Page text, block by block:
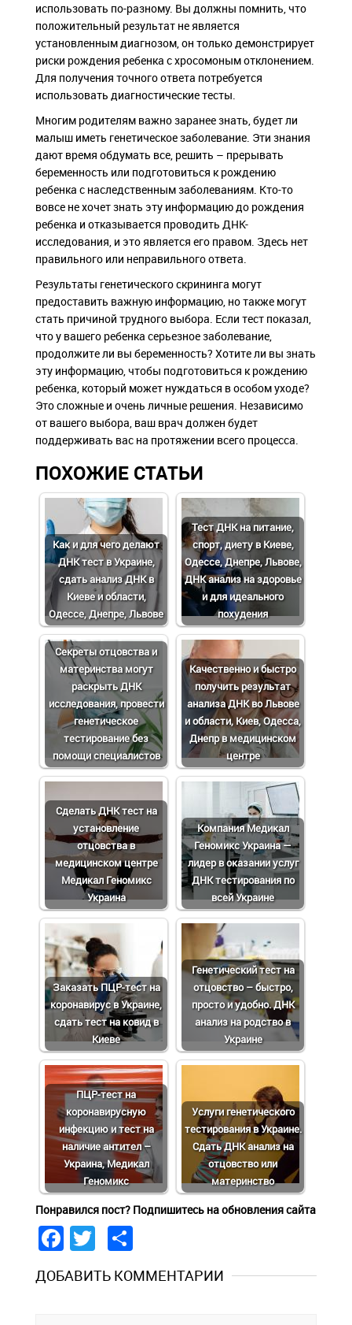
использовать по-разному. Вы должны помнить, что
положительный результат не является
установленным диагнозом, он только демонстрирует
риски рождения ребенка с хросомоным отклонением.
Для получения точного ответа потребуется
использовать диагностические тесты.
Многим родителям важно заранее знать, будет ли
малыш иметь генетическое заболевание. Эти знания
дают время обдумать все, решить – прерывать
беременность или подготовиться к рождению
ребенка с наследственным заболеваниям. Кто-то
вовсе не хочет знать эту информацию до рождения
ребенка и отказывается проводить ДНК-
исследования, и это является его правом. Здесь нет
правильного или неправильного ответа.
Результаты генетического скрининга могут
предоставить важную информацию, но также могут
стать причиной трудного выбора. Если тест показал,
что у вашего ребенка серьезное заболевание,
продолжите ли вы беременность? Хотите ли вы знать
эту информацию, чтобы подготовиться к рождению
ребенка, который может нуждаться в особом уходе?
Это сложные и очень личные решения. Независимо
от вашего выбора, ваш врач должен будет
поддерживать вас на протяжении всего процесса.
ПОХОЖИЕ СТАТЬИ
Как и для чего делают
ДНК тест в Украине,
сдать анализ ДНК в
Киеве и области,
Одессе, Днепре, Львове
Тест ДНК на питание,
спорт, диету в Киеве,
Одессе, Днепре, Львове,
ДНК анализ на здоровье
и для идеального
похудения
Cекреты отцовства и
материнства могут
раскрыть ДНК
исследования, провести
генетическое
тестирование без
помощи специалистов
Качественно и быстро
получить результат
анализа ДНК во Львове
и области, Киев, Одесса,
Днепр в медицинском
центре
Сделать ДНК тест на
установление
отцовства в
медицинском центре
Медикал Геномикс
Украина
Компания Медикал
Геномикс Украина —
лидер в оказании услуг
ДНК тестирования по
всей Украине
Заказать ПЦР-тест на
коронавирус в Украине,
сдать тест на ковид в
Киеве
Генетический тест на
отцовство – быстро,
просто и удобно. ДНК
анализ на родство в
Украине
ПЦР-тест на
коронавирусную
инфекцию и тест на
наличие антител –
Украина, Медикал
Геномикс
Услуги генетического
тестирования в Украине.
Сдать ДНК анализ на
отцовство или
материнство
Понравился пост? Подпишитесь на обновления сайта
Facebook
Twitter
ДОБАВИТЬ КОММЕНТАРИИ